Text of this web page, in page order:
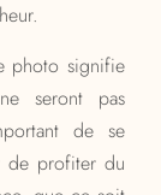
photo signifie
seront pas
de se
de profiter du